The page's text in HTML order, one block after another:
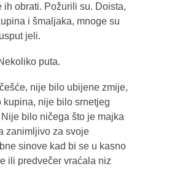
ih obrati. Požurili su. Doista,
i šmaljaka, mnoge su
jeli.
puta.
nije bilo ubijene zmije,
kupina, nije bilo srnetjeg
bilo ničega što je majka
zanimljivo za svoje
sinove kad bi se u kasno
ili predvečer vraćala niz